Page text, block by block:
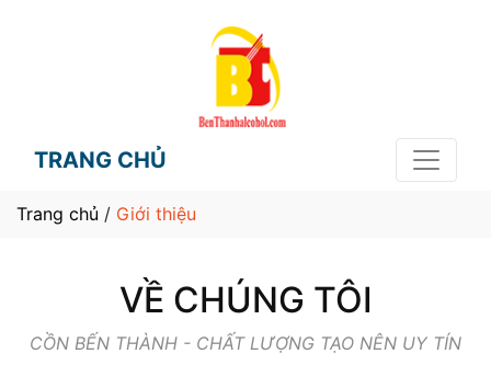
TRANG CHỦ
Trang chủ / Giới thiệu
VỀ CHÚNG TÔI
CỒN BẾN THÀNH - CHẤT LƯỢNG TẠO NÊN UY TÍN